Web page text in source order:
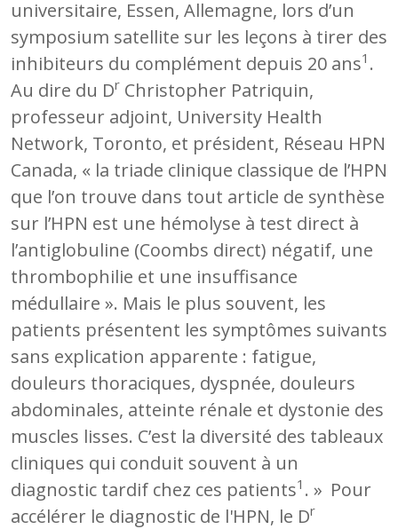
universitaire, Essen, Allemagne, lors d’un
symposium satellite sur les leçons à tirer des
inhibiteurs du complément depuis 20 ans1 .
Au dire du Dr Christopher Patriquin,
professeur adjoint, University Health
Network, Toronto, et président, Réseau HPN
Canada, « la triade clinique classique de l’HPN
que l’on trouve dans tout article de synthèse
sur l’HPN est une hémolyse à test direct à
l’antiglobuline (Coombs direct) négatif, une
thrombophilie et une insuffisance
médullaire ». Mais le plus souvent, les
patients présentent les symptômes suivants
sans explication apparente : fatigue,
douleurs thoraciques, dyspnée, douleurs
abdominales, atteinte rénale et dystonie des
muscles lisses. C’est la diversité des tableaux
cliniques qui conduit souvent à un
diagnostic tardif chez ces patients1 . » Pour
accélérer le diagnostic de l'HPN, le Dr